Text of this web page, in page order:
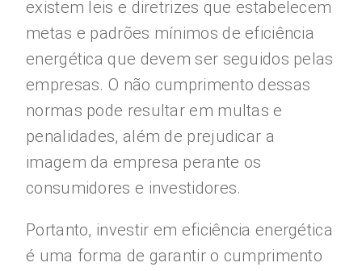
existem leis e diretrizes que estabelecem
metas e padrões mínimos de eficiência
energética que devem ser seguidos pelas
empresas. O não cumprimento dessas
normas pode resultar em multas e
penalidades, além de prejudicar a
imagem da empresa perante os
consumidores e investidores.
Portanto, investir em eficiência energética
é uma forma de garantir o cumprimento